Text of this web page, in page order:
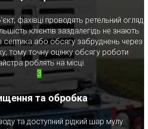
фахівці проводять ретельний огляд
клієнтів заздалегідь не знають
септика або обсягу забруднень через
тому точну оцінку обсягу роботи
роблять на місці.
3
та обробка
та доступний рідкий шар мулу